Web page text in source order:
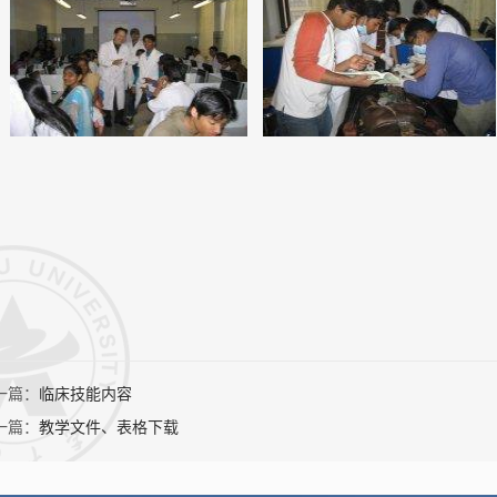
篇：
临床技能内容
篇： 教学文件、表格下载